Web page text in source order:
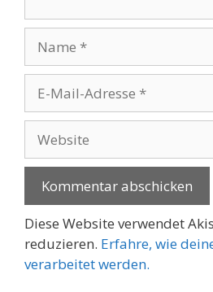
Mail-
Adresse
Diese Website verwendet
reduzieren. Erfahre, wie
verarbeitet werden.